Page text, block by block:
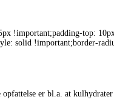
!important;padding-top:
solid !important;border-
er bl.a. at